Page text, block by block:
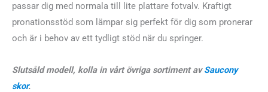
priset
var:
priset
är:
passar dig med normala till lite plattare fotvalv. Kraftigt
pronationsstöd som lämpar sig perfekt för dig som pronerar
och är i behov av ett tydligt stöd när du springer.
Slutsåld modell, kolla in vårt övriga sortiment avSaucony
skor.